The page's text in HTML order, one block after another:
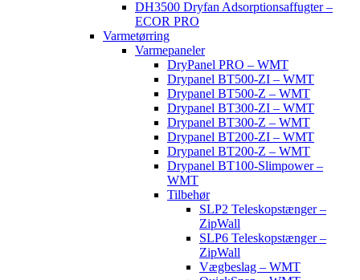
DH3500 Dryfan Adsorptionsaffugter –
ECOR PRO
Varmetørring
Varmepaneler
DryPanel PRO – WMT
Drypanel BT500-ZI – WMT
Drypanel BT500-Z – WMT
Drypanel BT300-ZI – WMT
Drypanel BT300-Z – WMT
Drypanel BT200-ZI – WMT
Drypanel BT200-Z – WMT
Drypanel BT100-Slimpower –
WMT
Tilbehør
SLP2 Teleskopstænger –
ZipWall
SLP6 Teleskopstænger –
ZipWall
Vægbeslag – WMT